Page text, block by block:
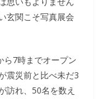
玄関こそ写真展会
ら7時までオープン
震災前と比べ未だ3
訪れ、50名を数え